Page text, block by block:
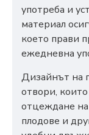
употреба и
материал
което прави
ежедневна
Дизайнът на
отвори,
отцеждане на
плодове и